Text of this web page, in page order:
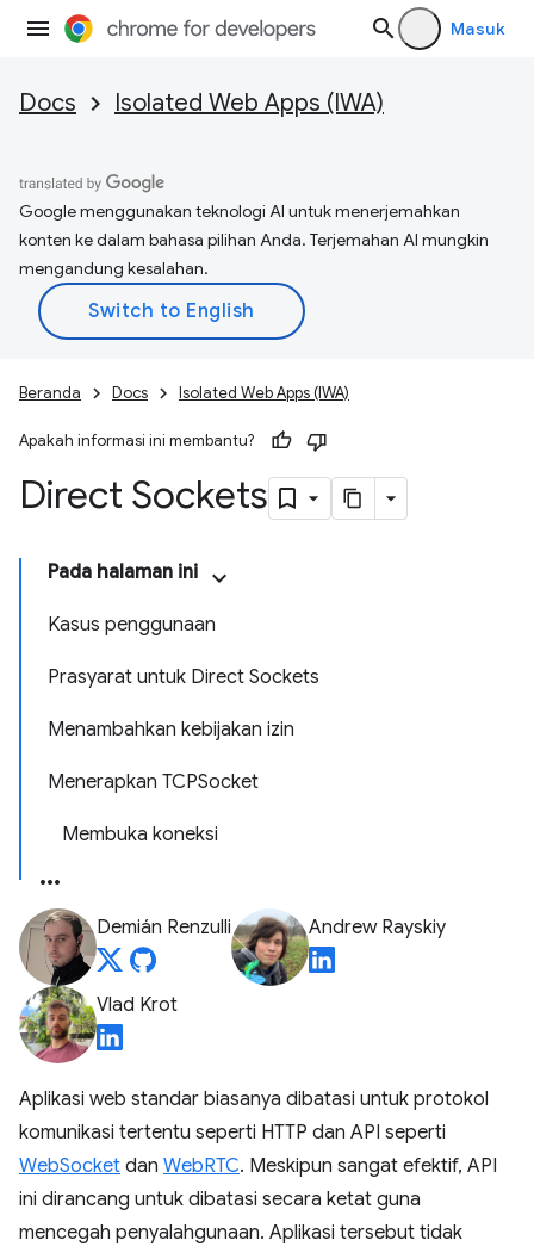
Masuk
Docs Isolated Web Apps (IWA)
Google menggunakan teknologi AI untuk menerjemahkan
konten ke dalam bahasa pilihan Anda. Terjemahan AI mungkin
mengandung kesalahan.
Beranda Docs Isolated Web Apps (IWA)
Apakah informasi ini membantu?
Direct Sockets
Pada halaman ini
Kasus penggunaan
Prasyarat untuk Direct Sockets
Menambahkan kebijakan izin
Menerapkan TCPSocket
Membuka koneksi
Demián Renzulli Andrew Rayskiy
Vlad Krot
Aplikasi web standar biasanya dibatasi untuk protokol
komunikasi tertentu seperti HTTP dan API seperti
WebSocket dan WebRTC. Meskipun sangat efektif, API
ini dirancang untuk dibatasi secara ketat guna
mencegah penyalahgunaan. Aplikasi tersebut tidak